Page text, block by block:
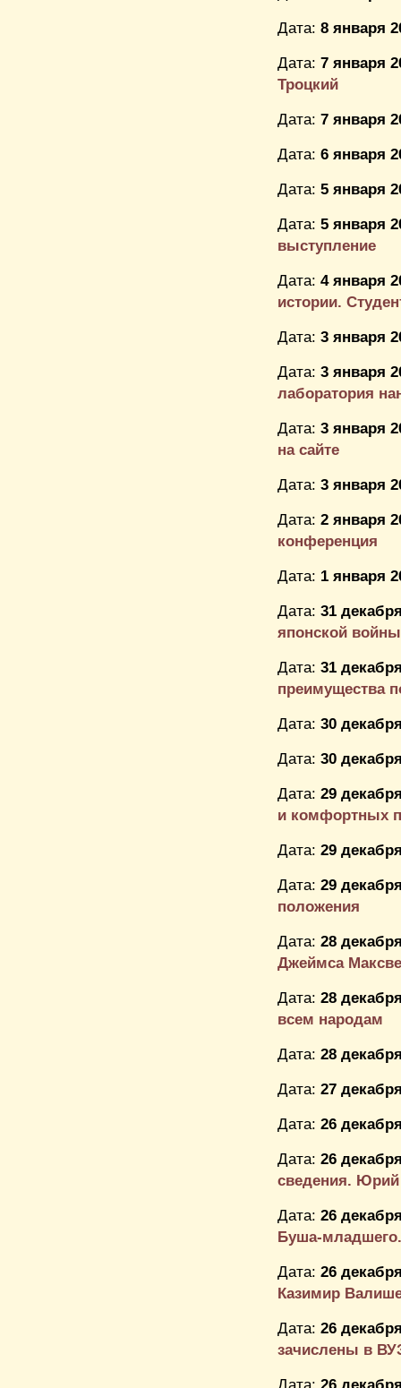
Дата: 8 января
Дата: 7 января
Троцкий
Дата: 7 января
Дата: 6 января
Дата: 5 января
Дата: 5 января
выступление
Дата: 4 января
истории.
Дата: 3 января
Дата: 3 января
лаборатория
Дата: 3 января
на сайте
Дата: 3 января
Дата: 2 января
конференция
Дата: 1 января
Дата: 31
японской
Дата: 31
преимущества
Дата: 30
Дата: 30
Дата: 29
и комфортных
Дата: 29
Дата: 29
положения
Дата: 28
Джеймса
Дата: 28
всем народам
Дата: 28
Дата: 27
Дата: 26
Дата: 26
сведения.
Дата: 26
Буша-младшего.
Дата: 26
Казимир
Дата: 26
зачислены в
Дата: 26